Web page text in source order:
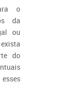
o
da
ou
do